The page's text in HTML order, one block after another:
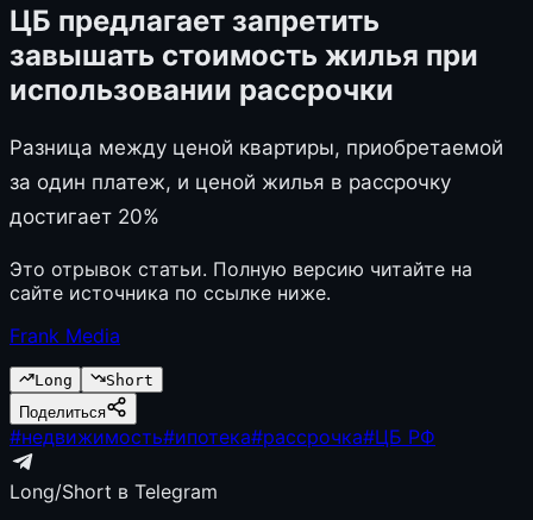
ЦБ предлагает запретить
завышать стоимость жилья при
использовании рассрочки
Разница между ценой квартиры, приобретаемой
за один платеж, и ценой жилья в рассрочку
достигает 20%
Это отрывок статьи. Полную версию читайте на
сайте источника по ссылке ниже.
Frank Media
Long
Short
Поделиться
#недвижимость#ипотека#рассрочка#ЦБ РФ
Long/Short в Telegram